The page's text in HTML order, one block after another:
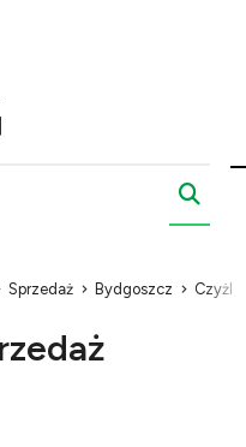
Sprzedaż Bydgoszcz